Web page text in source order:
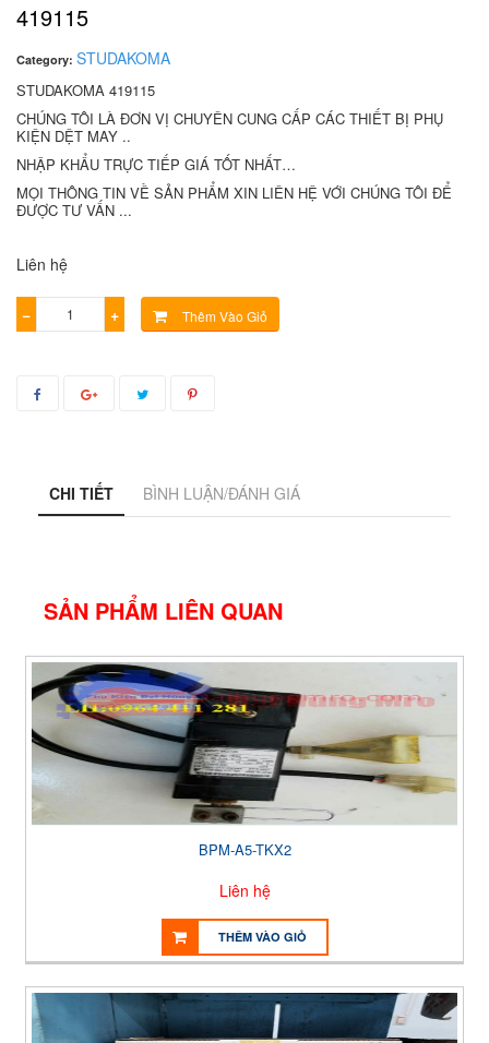
419115
Category: STUDAKOMA
STUDAKOMA 419115
CHÚNG TÔI LÀ ĐƠN VỊ CHUYÊN CUNG CẤP CÁC THIẾT BỊ PHỤ
KIỆN DỆT MAY ..
NHẬP KHẨU TRỰC TIẾP GIÁ TỐT NHẤT…
MỌI THÔNG TIN VỀ SẢN PHẨM XIN LIÊN HỆ VỚI CHÚNG TÔI ĐỂ
ĐƯỢC TƯ VẤN ...
Liên hệ
− + Thêm Vào Giỏ
CHI TIẾT BÌNH LUẬN/ĐÁNH GIÁ
SẢN PHẨM LIÊN QUAN
BPM-A5-TKX2
Liên hệ
THÊM VÀO GIỎ